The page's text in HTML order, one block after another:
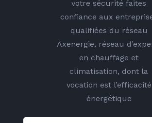
votre sécurité faites
confiance aux
qualifiées du réseau
Axenergie, réseau
en chauffage et
climatisation, dont la
vocation est l’efficacité
énergétique